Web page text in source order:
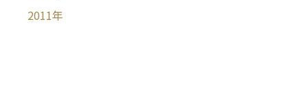
2011年